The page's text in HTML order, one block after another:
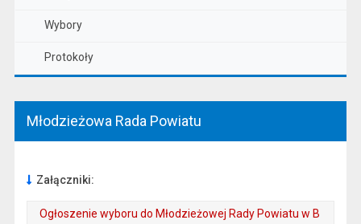
Wybory
Protokoły
Młodzieżowa Rada Powiatu
Załączniki:
Ogłoszenie wyboru do Młodzieżowej Rady Powiatu w B